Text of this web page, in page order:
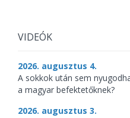
VIDEÓK
2026. augusztus 4.
A sokkok után sem
a magyar befektetőknek?
2026. augusztus 3.